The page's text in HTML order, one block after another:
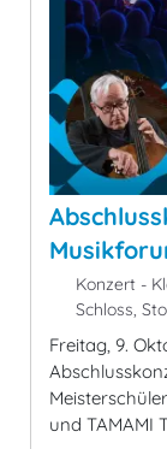
Konzert -
Schloss,
Freitag, 9.
und TAMAMI